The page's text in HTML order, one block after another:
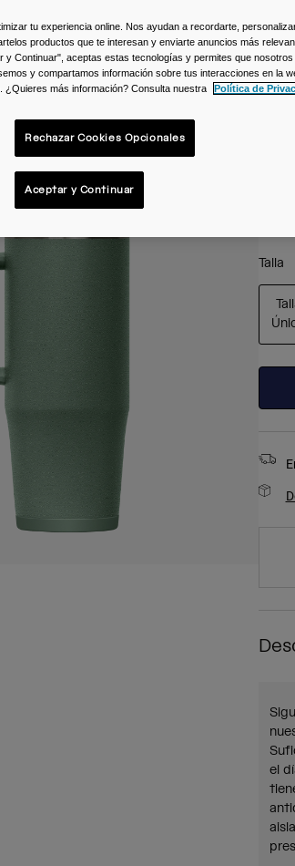
Color -
Talla
el
tu experiencia online. Nos ayudan a recordarte,
productos que te interesan y enviarte anuncios más
y Continuar", aceptas estas tecnologías y permites que
y compartamos información sobre tus interacciones en la
¿Quieres más información? Consulta nuestra
Política de
Rechazar Cookies Opcionales
Aceptar y Continuar